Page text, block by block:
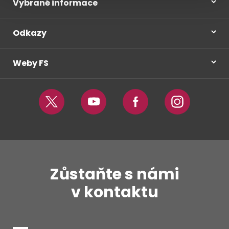
Vybrané informace
Odkazy
Weby FS
Twitter Youtube Facebook Instagram
Zůstaňte s námi
v kontaktu